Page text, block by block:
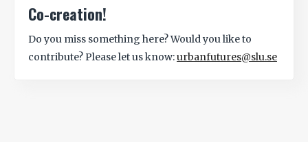
Co-creation!
Do you miss something here? Would you like to
contribute? Please let us know:urbanfutures@slu.se